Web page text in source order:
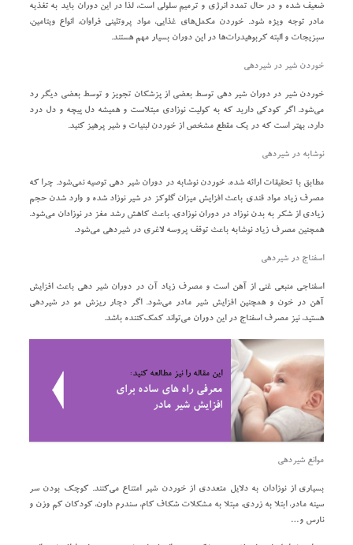
ضعیف شده و در حال تمدد انرژی و ترمیم سلولی است، لذا در این دوران باید به تغذیه
مادر توجه ویژه شود. خوردن مکمل‌های غذایی، مواد پروتئینی فراوان، انواع ویتامین،
سبزیجات و البته کربوهیدرات‌ها در این دوران بسیار مهم هستند.
خوردن شیر در شیردهی
خوردن شیر در دوران شیر دهی توسط بعضی از پزشکان تجویز و توسط بعضی دیگر رد
می‌شود. اگر کودکی دارید که به کولیت نوزادی مبتلاست و همیشه دل پیچه و دل درد
دارد، بهتر است که در یک مقطع مشخص از خوردن لبنیات و شیر پرهیز کنید.
نوشابه در شیردهی
مطابق با تحقیقات ارائه شده، خوردن نوشابه در دوران شیر دهی توصیه نمی‌شود. چرا که
مصرف زیاد مواد قندی باعث افزایش میزان گلوکز در شیر نوزاد شده و وارد شدن حجم
زیادی از شکر به بدن نوزاد در دوران نوزادی، باعث کاهش رشد مغز در نوزادان می‌شود.
همچنین مصرف زیاد نوشابه باعث توقف پروسه لاغری در شیردهی می‌شود.
اسفناج در شیردهی
اسفناجی منبعی غنی از آهن است و مصرف زیاد آن در دوران شیر دهی باعث افزایش
آهن در خون و همچنین افزایش شیر مادر می‌شود. اگر دچار ریزش مو در شیردهی
هستید، نیز مصرف اسفناج در این دوران می‌تواند کمک‌کننده باشد.
این مقاله را نیز مطالعه کنید:
معرفی راه های ساده برای
افزایش شیر مادر
موانع شیردهی
بسیاری از نوزادان به دلایل متعددی از خوردن شیر امتناع می‌کنند. کوچک بودن سر
سینه مادر، ابتلا به زردی، مبتلا به مشکلات شکاف کام، سندرم داون، کودکان کم وزن و
نارس و…